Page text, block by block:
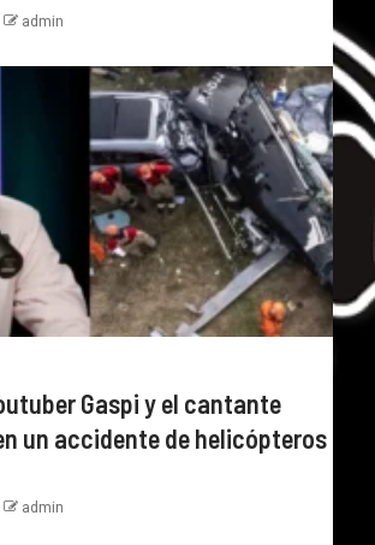
admin
Gaspi y el cantante
un accidente de helicópteros
admin